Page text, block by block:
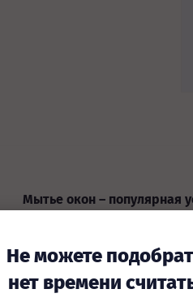
Мытье окон – популярная
Не можете
нет времени